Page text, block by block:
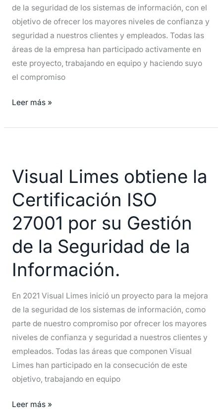
de la seguridad de los sistemas de información, con el
objetivo de ofrecer los mayores niveles de confianza y
seguridad a nuestros clientes y empleados. Todas las
áreas de la empresa han participado activamente en
este proyecto, trabajando en equipo y haciendo suyo
el compromiso
de
Seguridad
(ENS)
Leer más »
Visual Limes obtiene la
Certificación ISO
27001 por su Gestión
de la Seguridad de la
Información.
En 2021 Visual Limes inició un proyecto para la mejora
de la seguridad de los sistemas de información, como
parte de nuestro compromiso por ofrecer los mayores
niveles de confianza y seguridad a nuestros clientes y
empleados. Todas las áreas que componen Visual
Limes han participado en la consecución de este
objetivo, trabajando en equipo
obtiene
Certificación
ISO
27001
por
Gestión
la
Seguridad
de
la
Información.
Leer más »